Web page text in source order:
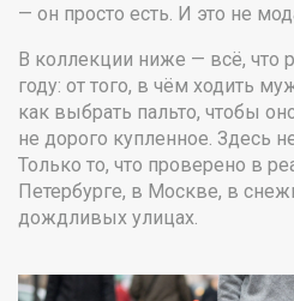
— он просто есть. И это не
В коллекции ниже — всё, что
году: от того, в чём ходить
как выбрать пальто, чтобы
не дорого купленное. Здесь
Только то, что проверено в
Петербурге, в Москве, в
дождливых улицах.